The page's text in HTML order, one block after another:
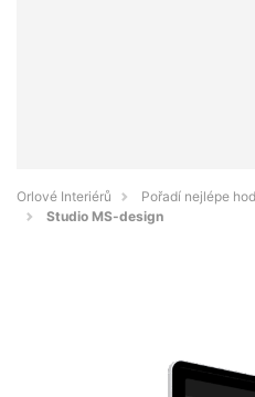
Orlové Interiérů
Pořadí nejlépe
Studio MS-design